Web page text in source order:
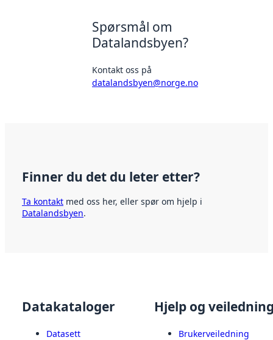
Spørsmål om
Datalandsbyen?
Kontakt oss på
datalandsbyen@norge.no
Finner du det du leter etter?
Ta kontakt med oss her, eller spør om hjelp i
Datalandsbyen.
Datakataloger
Datasett
Hjelp og
Brukerveiledning